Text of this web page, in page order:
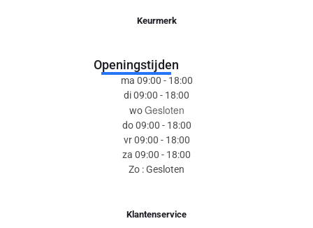
Keurmerk
Openingstijden
ma 09:00 - 18:00
di 09:00 - 18:00
woGesloten
do 09:00 - 18:00
vr 09:00 - 18:00
za 09:00 - 18:00
Zo : Gesloten
Klantenservice